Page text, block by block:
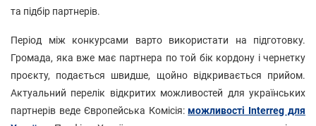
та підбір партнерів.
Період між конкурсами варто використати на підготовку.
Громада, яка вже має партнера по той бік кордону і чернетку
проєкту, подається швидше, щойно відкривається прийом.
Актуальний перелік відкритих можливостей для українських
партнерів веде Європейська Комісія:можливості Interreg для